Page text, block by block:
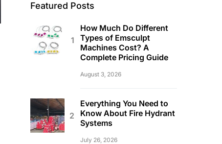
Featured Posts
How Much Do Different
Types of Emsculpt
Machines Cost? A
Complete Pricing Guide
August 3, 2026
Everything You Need to
Know About Fire Hydrant
Systems
July 26, 2026